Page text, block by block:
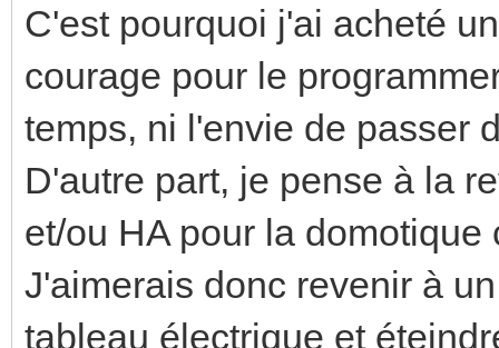
C'est pourquoi j'ai acheté
courage pour le
temps, ni l'envie de passer
D'autre part, je pense à la
et/ou HA pour la
J'aimerais donc revenir à
tableau électrique et